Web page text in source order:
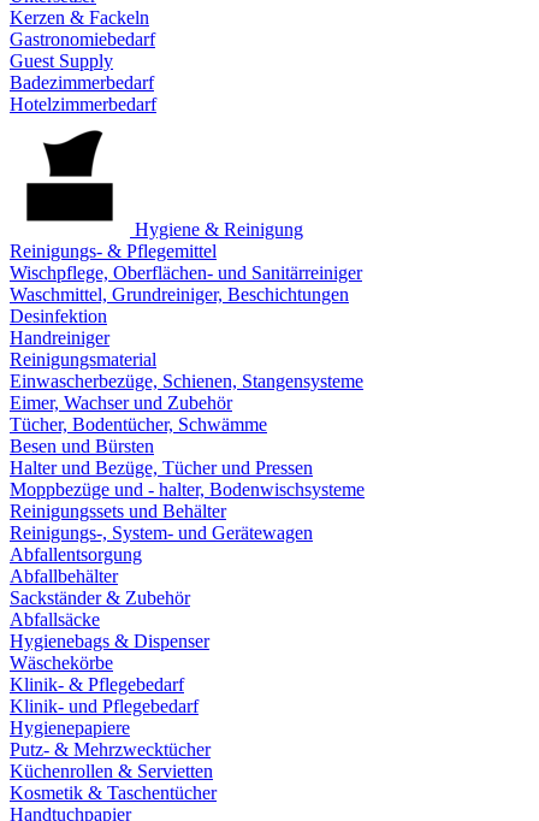
Kerzen & Fackeln
Gastronomiebedarf
Guest Supply
Badezimmerbedarf
Hotelzimmerbedarf
Hygiene & Reinigung
Reinigungs- & Pflegemittel
Wischpflege, Oberflächen- und Sanitärreiniger
Waschmittel, Grundreiniger, Beschichtungen
Desinfektion
Handreiniger
Reinigungsmaterial
Einwascherbezüge, Schienen, Stangensysteme
Eimer, Wachser und Zubehör
Tücher, Bodentücher, Schwämme
Besen und Bürsten
Halter und Bezüge, Tücher und Pressen
Moppbezüge und - halter, Bodenwischsysteme
Reinigungssets und Behälter
Reinigungs-, System- und Gerätewagen
Abfallentsorgung
Abfallbehälter
Sackständer & Zubehör
Abfallsäcke
Hygienebags & Dispenser
Wäschekörbe
Klinik- & Pflegebedarf
Klinik- und Pflegebedarf
Hygienepapiere
Putz- & Mehrzwecktücher
Küchenrollen & Servietten
Kosmetik & Taschentücher
Handtuchpapier